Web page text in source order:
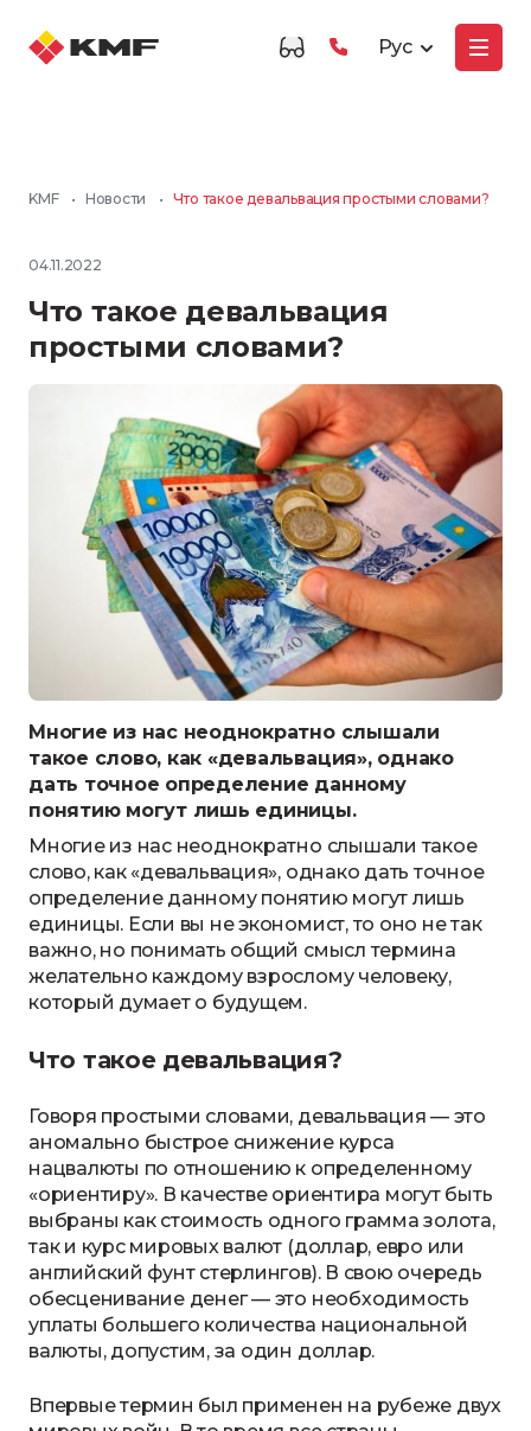
Рус
KMF • Новости • Что такое девальвация простыми словами?
04.11.2022
Что такое девальвация
простыми словами?
Многие из нас неоднократно слышали
такое слово, как «девальвация», однако
дать точное определение данному
понятию могут лишь единицы.
Многие из нас неоднократно слышали такое
слово, как «девальвация», однако дать точное
определение данному понятию могут лишь
единицы. Если вы не экономист, то оно не так
важно, но понимать общий смысл термина
желательно каждому взрослому человеку,
который думает о будущем.
Что такое девальвация?
Говоря простыми словами, девальвация — это
аномально быстрое снижение курса
нацвалюты по отношению к определенному
«ориентиру». В качестве ориентира могут быть
выбраны как стоимость одного грамма золота,
так и курс мировых валют (доллар, евро или
английский фунт стерлингов). В свою очередь
обесценивание денег — это необходимость
уплаты большего количества национальной
валюты, допустим, за один доллар.
Впервые термин был применен на рубеже двух